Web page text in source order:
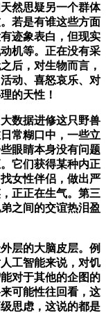
然思疑另一个群体
若是有谁这些方面
迹象表白，但现实
机等。正在没有采
后，对生物而言，
动、喜怒哀乐、对
的天性！
数据进修这只野兽
常糊口中，一些立
眼睛本身没有问题
它们获得某种内正
女性伴侣，做出严
正正在生气。第三
之间的交谊热泪盈
层的大脑皮层。例
工智能来说，对饥
对于其他的企图的
可能性往回看，这
思虑，这说的都是